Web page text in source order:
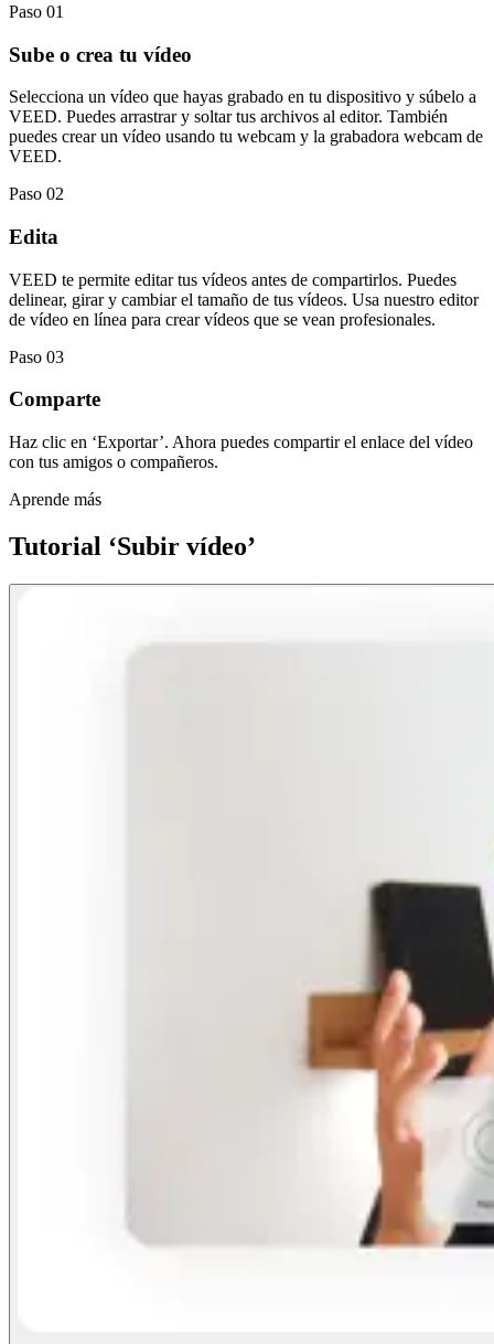
Paso 01
Sube o crea tu vídeo
Selecciona un vídeo que hayas grabado en tu dispositivo y súbelo a
VEED. Puedes arrastrar y soltar tus archivos al editor. También
puedes crear un vídeo usando tu webcam y la grabadora webcam de
VEED.
Paso 02
Edita
VEED te permite editar tus vídeos antes de compartirlos. Puedes
delinear, girar y cambiar el tamaño de tus vídeos. Usa nuestro editor
de vídeo en línea para crear vídeos que se vean profesionales.
Paso 03
Comparte
Haz clic en ‘Exportar’. Ahora puedes compartir el enlace del vídeo
con tus amigos o compañeros.
Aprende más
Tutorial ‘Subir vídeo’